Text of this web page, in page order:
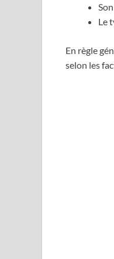
Son
Le
En règle
selon les